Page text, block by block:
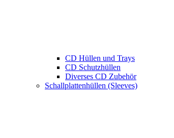
CD Hüllen und Trays
CD Schutzhüllen
Diverses CD Zubehör
Schallplattenhüllen (Sleeves)